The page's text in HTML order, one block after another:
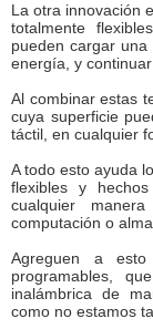
La otra innovación
totalmente
pueden cargar
energía, y
Al combinar estas
cuya superficie
táctil, en cualquier
A todo esto ayuda
flexibles y
cualquier
computación o
Agreguen a
programables,
inalámbrica de
como no estamos